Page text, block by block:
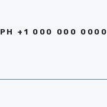
PH +1 000 000 0000